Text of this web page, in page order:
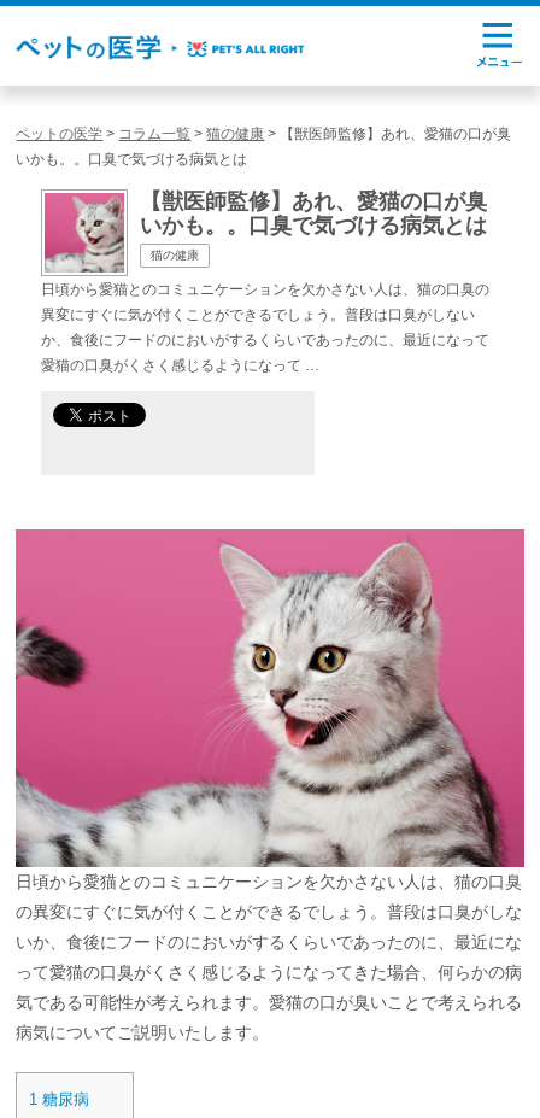
ペットの医学 > コラム一覧 >猫の健康 >
【獣医師監修】あれ、愛猫の口が臭
いかも。。口臭で気づける病気とは
【獣医師監修】あれ、愛猫の口が臭
いかも。。口臭で気づける病気とは
猫の健康
日頃から愛猫とのコミュニケーションを欠かさない人は、猫の口臭の
異変にすぐに気が付くことができるでしょう。普段は口臭がしない
か、食後にフードのにおいがするくらいであったのに、最近になって
愛猫の口臭がくさく感じるようになって …
日頃から愛猫とのコミュニケーションを欠かさない人は、猫の口臭
の異変にすぐに気が付くことができるでしょう。普段は口臭がしな
いか、食後にフードのにおいがするくらいであったのに、最近にな
って愛猫の口臭がくさく感じるようになってきた場合、何らかの病
気である可能性が考えられます。愛猫の口が臭いことで考えられる
病気についてご説明いたします。
1 糖尿病